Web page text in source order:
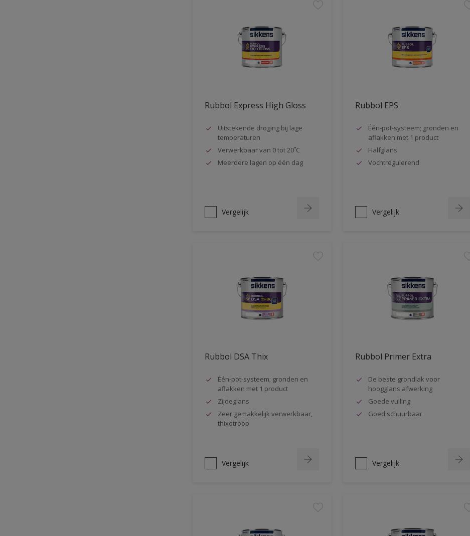
Rubbol Express High Gloss
Uitstekende droging bij lage
temperaturen
Verwerkbaar van 0 tot 20˚C
Meerdere lagen op één dag
Vergelijk
Rubbol EPS
Één-pot-systeem; gronden en
aflakken met 1 product
Halfglans
Vochtregulerend
Vergelijk
Rubbol DSA Thix
Één-pot-systeem; gronden en
aflakken met 1 product
Zijdeglans
Zeer gemakkelijk verwerkbaar,
thixotroop
Vergelijk
Rubbol Primer Extra
De beste grondlak voor
hoogglans afwerking
Goede vulling
Goed schuurbaar
Vergelijk